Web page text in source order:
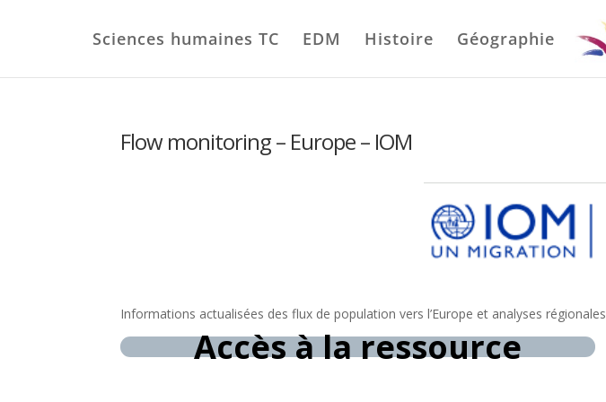
Sciences humaines TC EDM Histoire Géographie
Flow monitoring – Europe – IOM
Informations actualisées des flux de population vers l’Europe et analyses régionales
Accès à la ressource